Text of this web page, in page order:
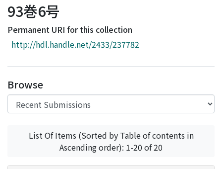
Browse
Download Ranking
Access Statistics
93巻6号
Permanent URI for this collection
http://hdl.handle.net/2433/237782
Browse
List Of Items (Sorted by Table of contents in
Ascending order): 1-20 of 20